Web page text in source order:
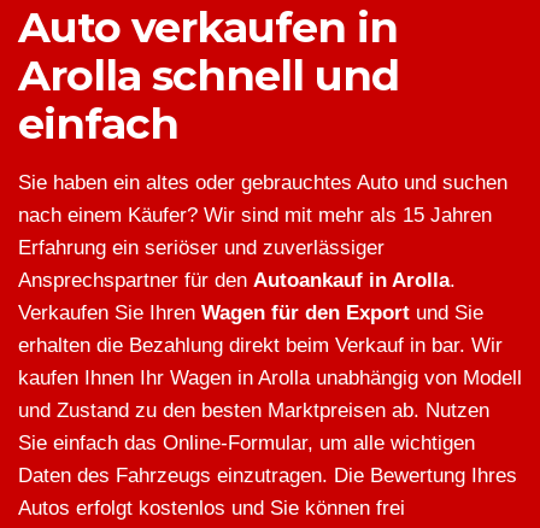
Auto verkaufen in
Arolla schnell und
einfach
Sie haben ein altes oder gebrauchtes Auto und suchen
nach einem Käufer? Wir sind mit mehr als 15 Jahren
Erfahrung ein seriöser und zuverlässiger
Ansprechspartner für den Autoankauf in Arolla.
Verkaufen Sie Ihren Wagen für den Export und Sie
erhalten die Bezahlung direkt beim Verkauf in bar. Wir
kaufen Ihnen Ihr Wagen in Arolla unabhängig von Modell
und Zustand zu den besten Marktpreisen ab. Nutzen
Sie einfach das Online-Formular, um alle wichtigen
Daten des Fahrzeugs einzutragen. Die Bewertung Ihres
Autos erfolgt kostenlos und Sie können frei